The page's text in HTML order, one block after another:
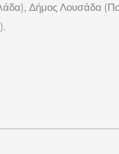
Δήμος Λουσάδα